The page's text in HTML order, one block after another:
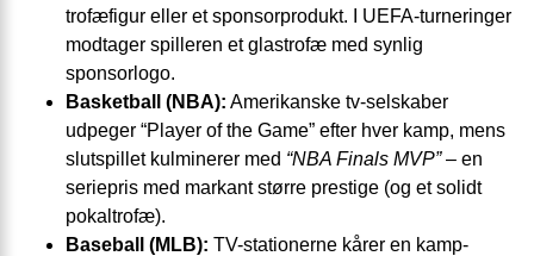
trofæfigur eller et sponsorprodukt. I UEFA-turneringer
modtager spilleren et glas­trofæ med synlig
sponsorlogo.
Basketball (NBA): Amerikanske tv-selskaber
udpeger “Player of the Game” efter hver kamp, mens
slutspillet kulminerer med “NBA Finals MVP”– en
seriepris med markant større prestige (og et solidt
pokal­trofæ).
Baseball (MLB): TV-stationerne kårer en kamp­